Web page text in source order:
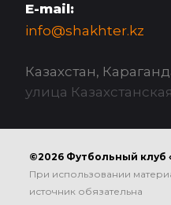
E-mail:
info@shakhter.kz
Казахстан,
улица
©2026 Футбольный клуб
При использовании
источник обязательна